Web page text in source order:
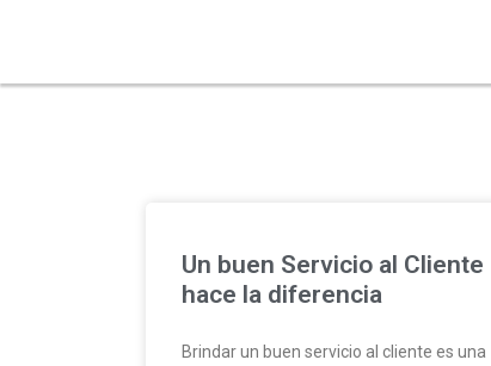
Un buen Servicio al Cliente
hace la diferencia
Brindar un buen servicio al cliente es una